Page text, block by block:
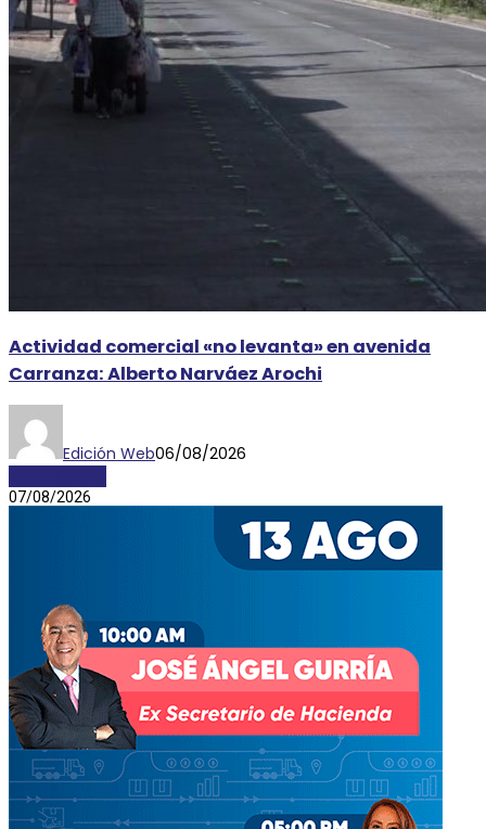
Actividad comercial «no levanta» en avenida
Carranza: Alberto Narváez Arochi
Edición Web06/08/2026
07/08/2026